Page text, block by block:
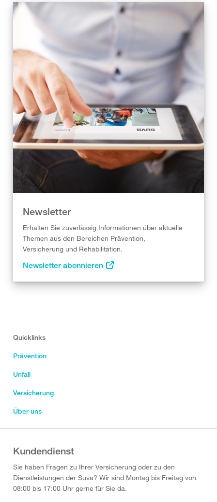
Newsletter
Erhalten Sie zuverlässig Informationen über aktuelle
Themen aus den Bereichen Prävention,
Versicherung und Rehabilitation.
Newsletter abonnieren
Quicklinks
Prävention
Unfall
Versicherung
Über uns
Kundendienst
Sie haben Fragen zu Ihrer Versicherung oder zu den
Dienstleistungen der Suva? Wir sind Montag bis Freitag von
08:00 bis 17:00 Uhr gerne für Sie da.